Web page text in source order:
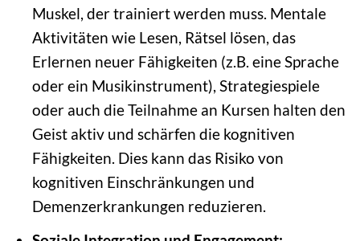
Muskel, der trainiert werden muss. Mentale
Aktivitäten wie Lesen, Rätsel lösen, das
Erlernen neuer Fähigkeiten (z.B. eine Sprache
oder ein Musikinstrument), Strategiespiele
oder auch die Teilnahme an Kursen halten den
Geist aktiv und schärfen die kognitiven
Fähigkeiten. Dies kann das Risiko von
kognitiven Einschränkungen und
Demenzerkrankungen reduzieren.